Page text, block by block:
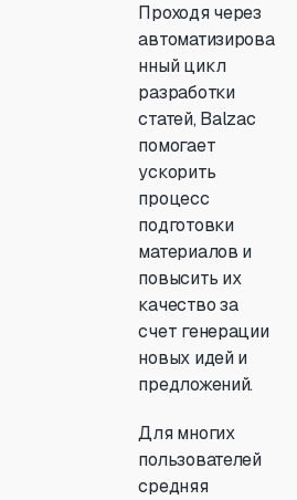
Проходя через
автоматизирова
нный цикл
разработки
статей, Balzac
помогает
ускорить
процесс
подготовки
материалов и
повысить их
качество за
счет генерации
новых идей и
предложений.
Для многих
пользователей
средняя